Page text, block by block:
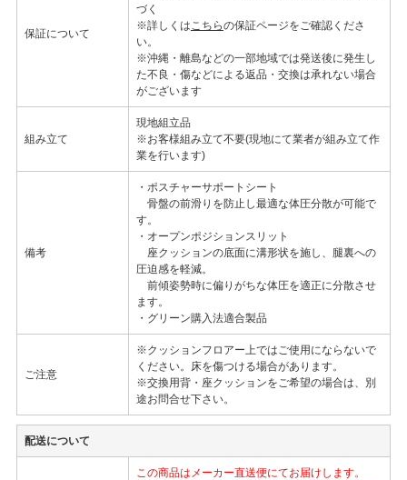
保証について
づく
※詳しくはこちらの保証ページをご確認くださ
い。
※沖縄・離島などの一部地域では発送後に発生し
た不良・傷などによる返品・交換は承れない場合
がございます
組み立て
現地組立品
※お客様組み立て不要(現地にて業者が組み立て作
業を行います)
備考
・ポスチャーサポートシート
骨盤の前滑りを防止し最適な体圧分散が可能で
す。
・オープンポジションスリット
座クッションの底面に溝形状を施し、腿裏への
圧迫感を軽減。
前傾姿勢時に偏りがちな体圧を適正に分散させ
ます。
・グリーン購入法適合製品
ご注意
※クッションフロアー上ではご使用にならないで
ください。床を傷つける場合があります。
※交換用背・座クッションをご希望の場合は、別
途お問合せ下さい。
配送について
この商品はメーカー直送便にてお届けします。